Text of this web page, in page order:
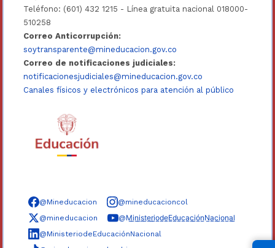
Teléfono: (601) 432 1215 - Línea gratuita nacional 018000-
510258
Correo Anticorrupción:
soytransparente@mineducacion.gov.co
Correo de notificaciones judiciales:
notificacionesjudiciales@mineducacion.gov.co
Canales físicos y electrónicos para atención al público
Síguenos en redes sociales
@Mineducacion
@mineducacioncol
@mineducacion
@M̲i̲n̲i̲s̲t̲e̲r̲i̲o̲d̲e̲E̲d̲u̲c̲a̲c̲i̲ó̲n̲N̲a̲c̲i̲o̲n̲a̲l̲
@MinisteriodeEducaciónNacional